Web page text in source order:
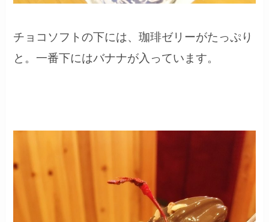
チョコソフトの下には、珈琲ゼリーがたっぷり
と。一番下にはバナナが入っています。